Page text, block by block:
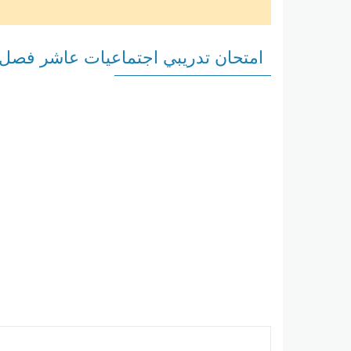
امتحان تدريبي اجتماعيات عاشر